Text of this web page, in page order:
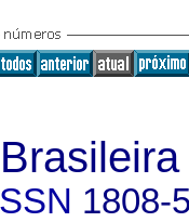
1808-